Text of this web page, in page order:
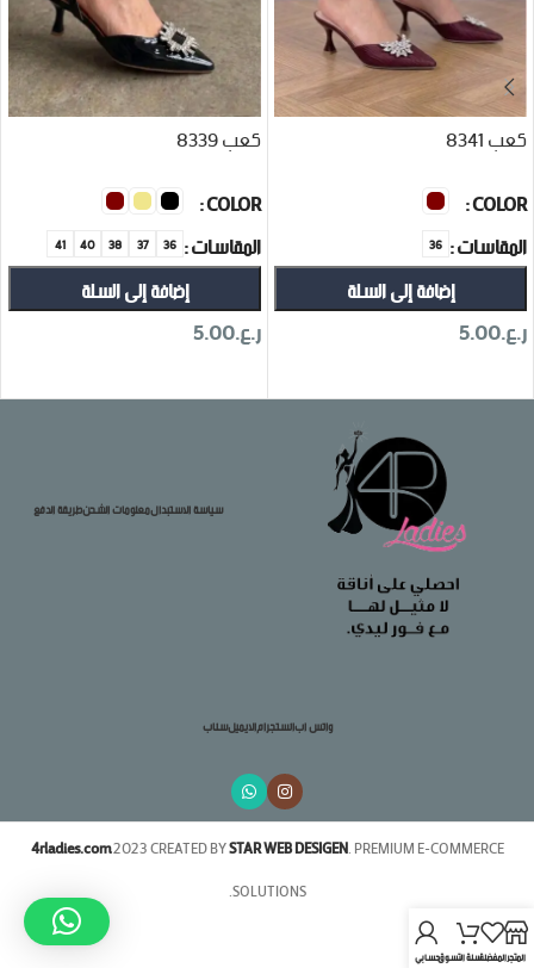
كعب 8341
COLOR
المقاسات
36
إضافة إلى السلة
ر.ع.5.00
كعب 8339
COLOR
المقاسات
36
37
38
40
41
إضافة إلى السلة
ر.ع.5.00
سياسة الاستبدالمعلومات الشحنطريقة الدفع
واتس ابانستجرامالايميلسناب
4rladies.com2023 CREATED BYSTAR WEB DESIGEN. PREMIUM E-COMMERCE
SOLUTIONS.
المتجرالمفضلةسلة التسوقحسابي